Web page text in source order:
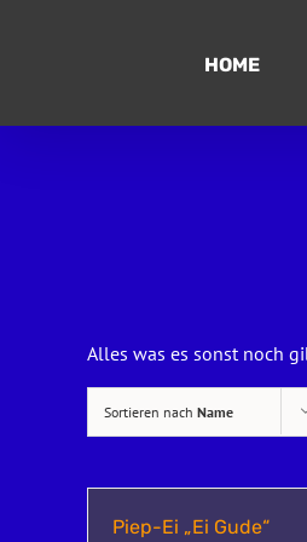
HOME
Alles was es sonst noch
Sortieren nach Name
Piep-Ei „Ei Gude“